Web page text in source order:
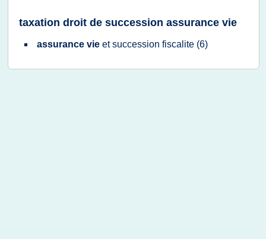
taxation droit de succession assurance vie
assurance vie etsuccession fiscalite (6)